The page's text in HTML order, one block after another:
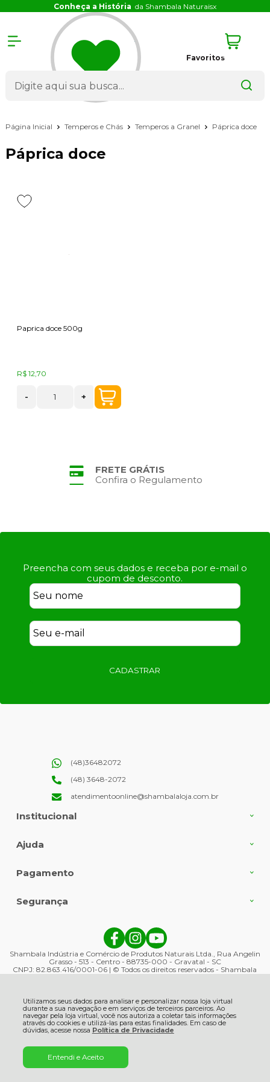
Utilizamos seus dados para analisar e personalizar nossa loja virtual
durante a sua navegação e em serviços de terceiros parceiros. Ao
navegar pela loja virtual, você nos autoriza a coletar tais informações
através do cookies e utilizá-las para estas finalidades. Em caso de
dúvidas, acesse nossa Política de Privacidade
Entendi e Aceito
Conheça a História da Shambala Naturaisx
Favoritos
Página Inicial Temperos e Chás Temperos a Granel Páprica doce
Páprica doce
Paprica doce 500g
R$ 12,70
- +
FRETE GRÁTIS
Confira o Regulamento
Preencha com seus dados e receba por e-mail o
cupom de desconto.
CADASTRAR
Institucional
Ajuda
(48)36482072
(48) 3648-2072
atendimentoonline@shambalaloja.com.br
Pagamento
Segurança
Shambala Indústria e Comércio de Produtos Naturais Ltda., Rua Angelin
Grasso - 513 - Centro - 88735-000 - Gravatal - SC
CNPJ: 82.863.416/0001-06 | © Todos os direitos reservados - Shambala